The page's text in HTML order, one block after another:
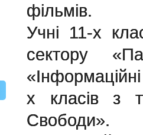
фільмів.
Учні 11-х
сектору
х класів з
Свободи».